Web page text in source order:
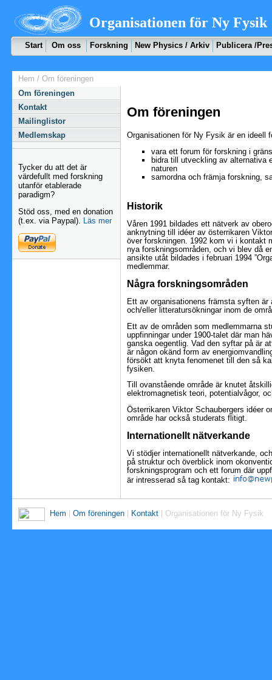
Organisationen för Ny Fysik
Start Om oss Forskning New Physics / Arkiv Publicera /
Hem / Om föreningen
Om föreningen
Kontakt
Mailinglistor
Medlemskap
Tycker du att det är
värdefullt med forskning
utanför etablerade
paradigm?
Stöd oss, med en donation
(t.ex. via Paypal). Läs mer
Om föreningen
Organisationen för Ny Fysik är en ideell
vara ett forum för forskning i
bidra till utveckling av alternativa
naturen
samordna och främja forskning,
Historik
Våren 1991 bildades ett nätverk av
anknytning till idéer av österrikaren
över forskningen. 1992 kom vi i kontakt
nya forskningsområden, och vi blev då
ansikte utåt bildades i februari 1994
medlemmar.
Några forskningsområden
Ett av organisationens främsta syften
och/eller litteratursökningar inom de
Ett av de områden som medlemmarna
uppfinningar under 1900-talet där man
ganska oegentlig. Vad den syftar på är
är någon okänd form av
försökt att knyta fenomenet till den så
fysiken.
Till ovanstående område är knutet
elektromagnetisk teori, potentialvågor,
Österrikaren Viktor Schaubergers idéer
område har också studerats flitigt.
Internationellt nätverkande
Vi stödjer internationellt nätverkande,
på struktur och överblick inom
forskningsprogram och ett forum där
är intresserad så tag kontakt:
Hem Om föreningen Kontakt | Organisationen för Ny Fysik